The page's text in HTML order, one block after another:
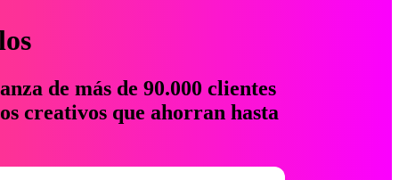
de más de 90.000 clientes
creativos que ahorran hasta